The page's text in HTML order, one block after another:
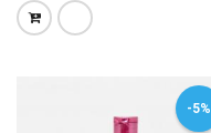
-5%